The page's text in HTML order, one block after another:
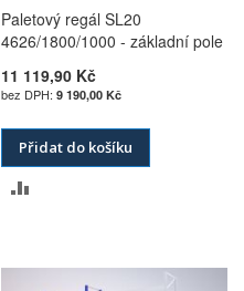
Paletový regál SL20
4626/1800/1000 - základní pole
11 119,90 Kč
9 190,00 Kč
Přidat do košíku
POROVNÁNÍ